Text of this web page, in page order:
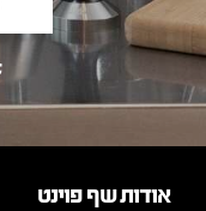
אודות שף פוינט